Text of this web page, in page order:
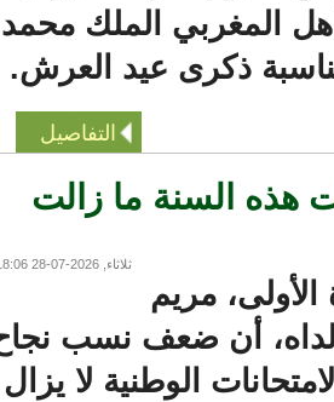
المغربي الملك محمد
ذكرى عيد العرش.
التفاصيل
السنة ما زالت
ثلاثاء, 2026-07-28 18:06
مريم
أن ضعف نسب نجاح
الوطنية لا يزال